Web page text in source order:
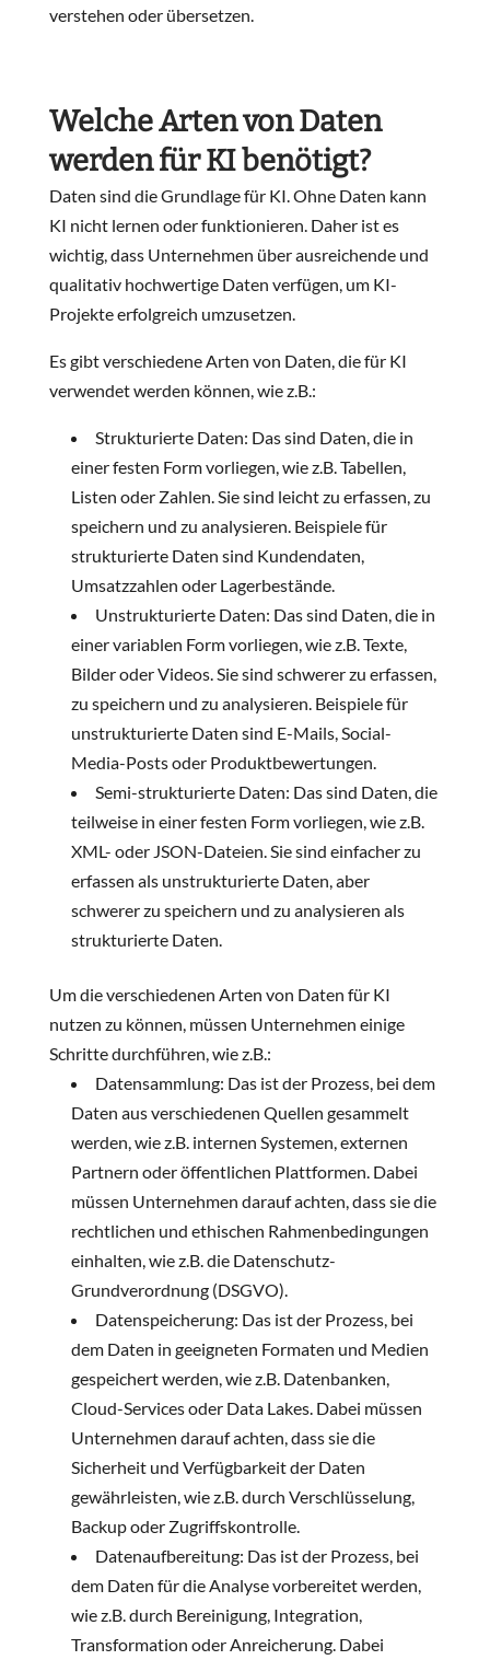
verstehen oder übersetzen.
Welche Arten von Daten
werden für KI benötigt?
Daten sind die Grundlage für KI. Ohne Daten kann
KI nicht lernen oder funktionieren. Daher ist es
wichtig, dass Unternehmen über ausreichende und
qualitativ hochwertige Daten verfügen, um KI-
Projekte erfolgreich umzusetzen.
Es gibt verschiedene Arten von Daten, die für KI
verwendet werden können, wie z.B.:
Strukturierte Daten: Das sind Daten, die in
einer festen Form vorliegen, wie z.B. Tabellen,
Listen oder Zahlen. Sie sind leicht zu erfassen, zu
speichern und zu analysieren. Beispiele für
strukturierte Daten sind Kundendaten,
Umsatzzahlen oder Lagerbestände.
Unstrukturierte Daten: Das sind Daten, die in
einer variablen Form vorliegen, wie z.B. Texte,
Bilder oder Videos. Sie sind schwerer zu erfassen,
zu speichern und zu analysieren. Beispiele für
unstrukturierte Daten sind E-Mails, Social-
Media-Posts oder Produktbewertungen.
Semi-strukturierte Daten: Das sind Daten, die
teilweise in einer festen Form vorliegen, wie z.B.
XML- oder JSON-Dateien. Sie sind einfacher zu
erfassen als unstrukturierte Daten, aber
schwerer zu speichern und zu analysieren als
strukturierte Daten.
Um die verschiedenen Arten von Daten für KI
nutzen zu können, müssen Unternehmen einige
Schritte durchführen, wie z.B.:
Datensammlung: Das ist der Prozess, bei dem
Daten aus verschiedenen Quellen gesammelt
werden, wie z.B. internen Systemen, externen
Partnern oder öffentlichen Plattformen. Dabei
müssen Unternehmen darauf achten, dass sie die
rechtlichen und ethischen Rahmenbedingungen
einhalten, wie z.B. die Datenschutz-
Grundverordnung (DSGVO).
Datenspeicherung: Das ist der Prozess, bei
dem Daten in geeigneten Formaten und Medien
gespeichert werden, wie z.B. Datenbanken,
Cloud-Services oder Data Lakes. Dabei müssen
Unternehmen darauf achten, dass sie die
Sicherheit und Verfügbarkeit der Daten
gewährleisten, wie z.B. durch Verschlüsselung,
Backup oder Zugriffskontrolle.
Datenaufbereitung: Das ist der Prozess, bei
dem Daten für die Analyse vorbereitet werden,
wie z.B. durch Bereinigung, Integration,
Transformation oder Anreicherung. Dabei